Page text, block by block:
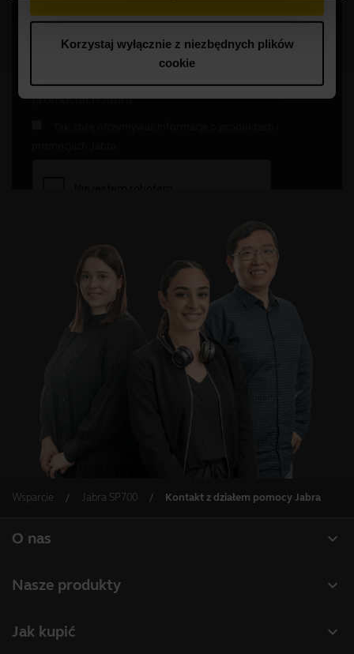
Wsparcie Jabra SP700 Kontakt z działem pomocy Jabra
expand_more
O nas
Wiadomości i komunikaty prasowe
expand_more
Nasze produkty
expand_more
Jak kupić